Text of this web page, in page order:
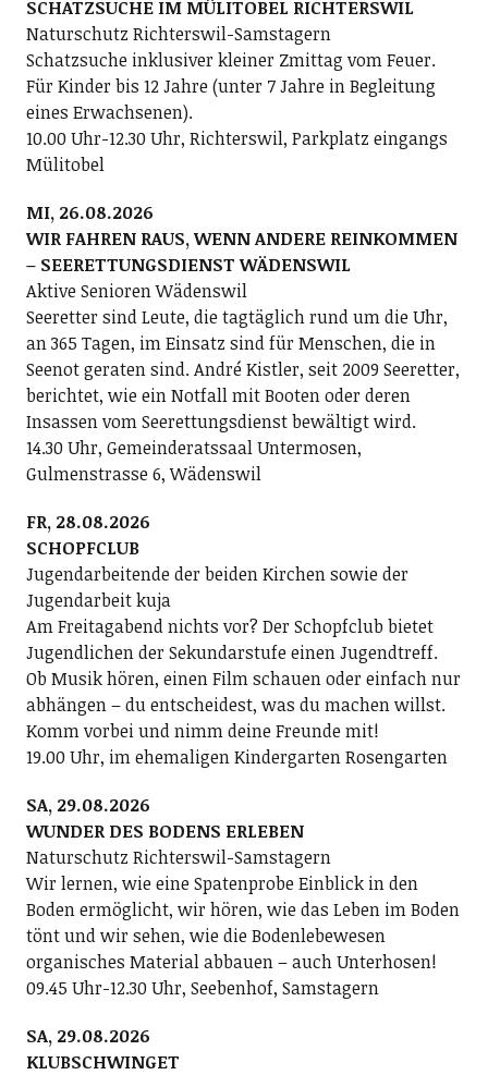
SCHATZSUCHE IM MÜLITOBEL RICHTERSWIL
Naturschutz Richterswil-Samstagern
Schatzsuche inklusiver kleiner Zmittag vom Feuer.
Für Kinder bis 12 Jahre (unter 7 Jahre in Begleitung
eines Erwachsenen).
10.00 Uhr-12.30 Uhr, Richterswil, Parkplatz eingangs
Mülitobel
MI, 26.08.2026
WIR FAHREN RAUS, WENN ANDERE REINKOMMEN
– SEERETTUNGSDIENST WÄDENSWIL
Aktive Senioren Wädenswil
Seeretter sind Leute, die tagtäglich rund um die Uhr,
an 365 Tagen, im Einsatz sind für Menschen, die in
Seenot geraten sind. André Kistler, seit 2009 Seeretter,
berichtet, wie ein Notfall mit Booten oder deren
Insassen vom Seerettungsdienst bewältigt wird.
14.30 Uhr, Gemeinderatssaal Untermosen,
Gulmenstrasse 6, Wädenswil
FR, 28.08.2026
SCHOPFCLUB
Jugendarbeitende der beiden Kirchen sowie der
Jugendarbeit kuja
Am Freitagabend nichts vor? Der Schopfclub bietet
Jugendlichen der Sekundarstufe einen Jugendtreff.
Ob Musik hören, einen Film schauen oder einfach nur
abhängen – du entscheidest, was du machen willst.
Komm vorbei und nimm deine Freunde mit!
19.00 Uhr, im ehemaligen Kindergarten Rosengarten
SA, 29.08.2026
WUNDER DES BODENS ERLEBEN
Naturschutz Richterswil-Samstagern
Wir lernen, wie eine Spatenprobe Einblick in den
Boden ermöglicht, wir hören, wie das Leben im Boden
tönt und wir sehen, wie die Bodenlebewesen
organisches Material abbauen – auch Unterhosen!
09.45 Uhr-12.30 Uhr, Seebenhof, Samstagern
SA, 29.08.2026
KLUBSCHWINGET